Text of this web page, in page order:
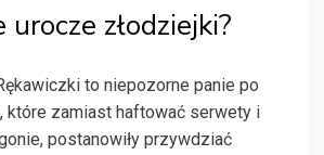
złodziejki?
to niepozorne panie po
które zamiast haftować serwety i
postanowiły przywdziać